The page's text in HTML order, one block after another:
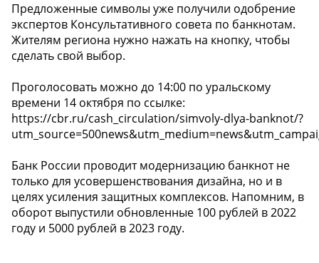
Предложенные символы уже получили одобрение
экспертов Консультативного совета по банкнотам.
Жителям региона нужно нажать на кнопку, чтобы
сделать свой выбор.
Проголосовать можно до 14:00 по уральскому
времени 14 октября по ссылке:
https://cbr.ru/cash_circulation/simvoly-dlya-banknot/?
Банк России проводит модернизацию банкнот не
только для усовершенствования дизайна, но и в
целях усиления защитных комплексов. Напомним, в
оборот выпустили обновленные 100 рублей в 2022
году и 5000 рублей в 2023 году.